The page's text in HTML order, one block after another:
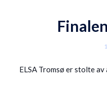
ELSA Tromsø er stolte